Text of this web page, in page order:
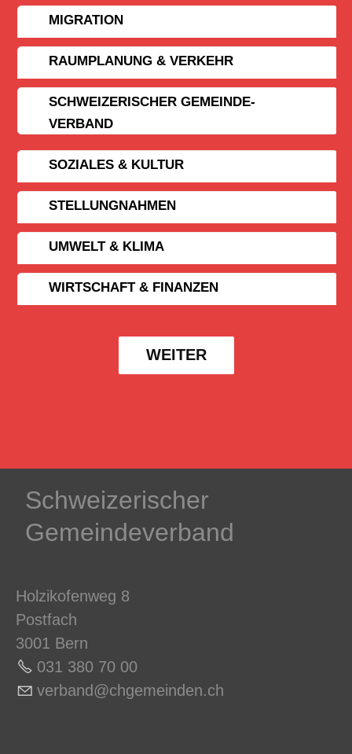
MIGRATION
RAUMPLANUNG & VERKEHR
SCHWEIZERISCHER GEMEINDE­
VERBAND
SOZIALES & KULTUR
STELLUNGNAHMEN
UMWELT & KLIMA
WIRTSCHAFT & FINANZEN
WEITER
Schweizerischer
Gemeindeverband
Holzikofenweg 8
Postfach
3001 Bern
031 380 70 00
v rb nd chg m nd n ch